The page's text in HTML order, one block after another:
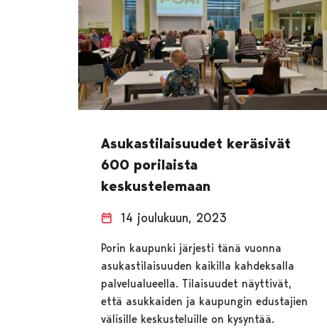
Asukastilaisuudet keräsivät
600 porilaista
keskustelemaan
14 joulukuun, 2023
Porin kaupunki järjesti tänä vuonna
asukastilaisuuden kaikilla kahdeksalla
palvelualueella. Tilaisuudet näyttivät,
että asukkaiden ja kaupungin edustajien
välisille keskusteluille on kysyntää.